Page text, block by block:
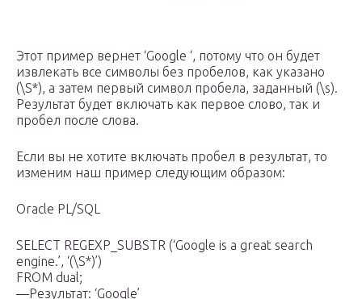
Этот пример вернет ‘Google ‘, потому что он будет
извлекать все символы без пробелов, как указано
(\S*), а затем первый символ пробела, заданный (\s).
Результат будет включать как первое слово, так и
пробел после слова.
Если вы не хотите включать пробел в результат, то
изменим наш пример следующим образом:
Oracle PL/SQL
SELECT REGEXP_SUBSTR (‘Google is a great search
engine.’, ‘(\S*)’)
FROM dual;
—Результат: ‘Google’